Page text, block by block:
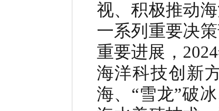
视、积极推动
一系列重要决
重要进展，
海洋科技创新
海、“雪龙”破